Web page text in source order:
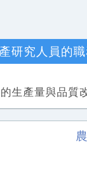
研究人員 的
生產量與品質